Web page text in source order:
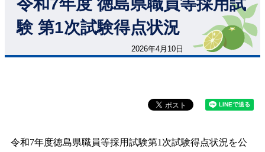
令和7年度 徳島県職員等採用試
験 第1次試験得点状況
2026年4月10日
令和7年度徳島県職員等採用試験第1次試験得点状況を公